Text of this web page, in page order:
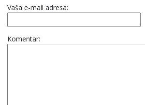
Vaša e-mail adresa:
Komentar: